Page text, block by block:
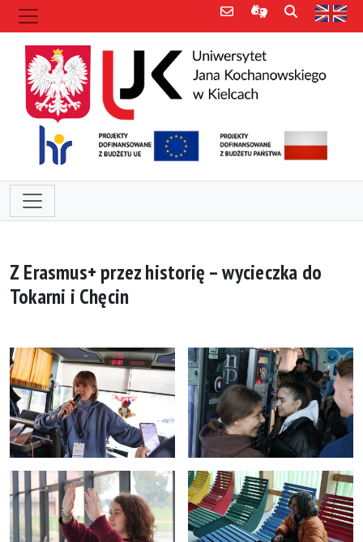
Poczta e-mailInformacje dla
Szukaj
Z Erasmus+ przez historię – wycieczka do
Tokarni i Chęcin